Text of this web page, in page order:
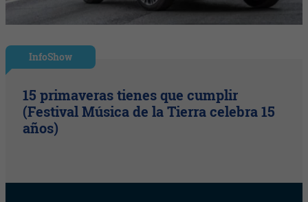
InfoShow
15 primaveras tienes que cumplir
(Festival Música de la Tierra celebra 15
años)